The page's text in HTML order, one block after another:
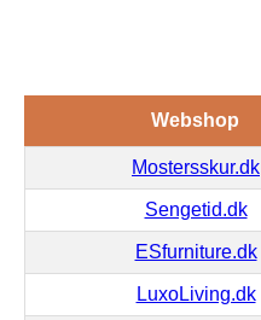
Webshop
Mostersskur.dk
Sengetid.dk
ESfurniture.dk
LuxoLiving.dk